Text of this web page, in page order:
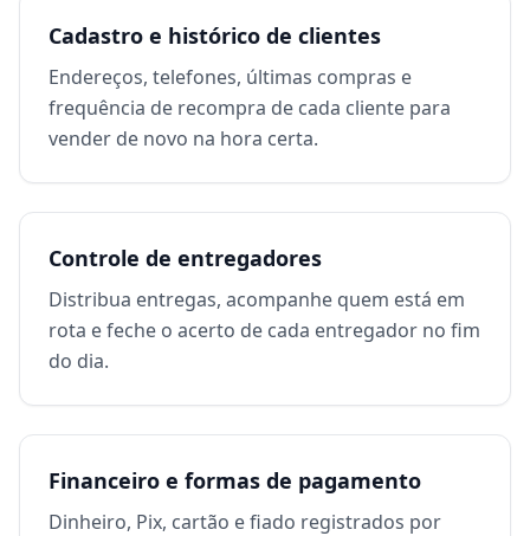
Cadastro e histórico de clientes
Endereços, telefones, últimas compras e
frequência de recompra de cada cliente para
vender de novo na hora certa.
Controle de entregadores
Distribua entregas, acompanhe quem está em
rota e feche o acerto de cada entregador no fim
do dia.
Financeiro e formas de pagamento
Dinheiro, Pix, cartão e fiado registrados por